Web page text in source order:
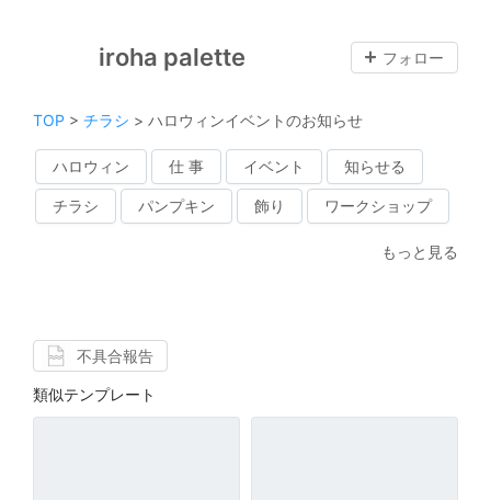
iroha palette フォロー
TOP > チラシ > ハロウィンイベントのお知らせ
ハロウィン 仕 事 イベント 知らせる
チラシ パンプキン 飾り ワークショップ
もっと見る
不具合報告
類似テンプレート